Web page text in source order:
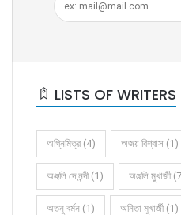
LISTS OF WRITERS
অগ্নিমিত্র (4) অজয় বিশ্বাস (1)
অঞ্জলি দে নন্দী (1) অঞ্জলি মুখার্জী
অতনু বর্মন (1) অনিতা মুখার্জী (1)